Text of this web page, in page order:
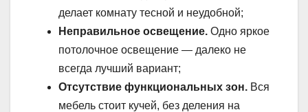
делает комнату тесной и неудобной;
Неправильное освещение. Одно яркое
потолочное освещение — далеко не
всегда лучший вариант;
Отсутствие функциональных зон. Вся
мебель стоит кучей, без деления на